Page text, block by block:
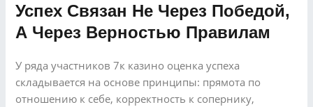
Успех Связан Не Через Победой,
А Через Верностью Правилам
У ряда участников 7к казино оценка успеха
складывается на основе принципы: прямота по
отношению к себе, корректность к сопернику,